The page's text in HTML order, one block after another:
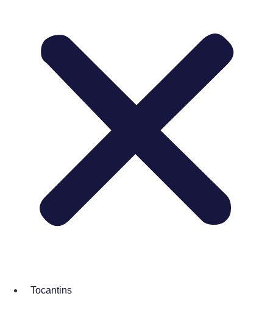
Tocantins